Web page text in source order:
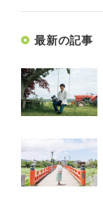
最新の記事